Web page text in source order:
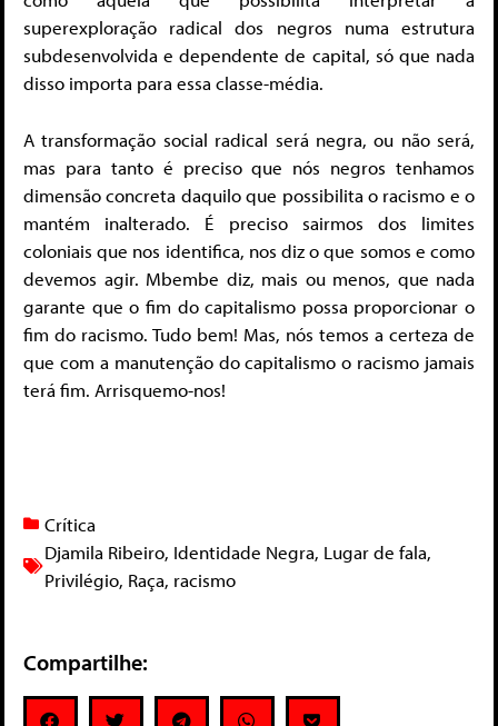
superexploração radical dos negros numa estrutura
subdesenvolvida e dependente de capital, só que nada
disso importa para essa classe-média.
A transformação social radical será negra, ou não será,
mas para tanto é preciso que nós negros tenhamos
dimensão concreta daquilo que possibilita o racismo e o
mantém inalterado. É preciso sairmos dos limites
coloniais que nos identifica, nos diz o que somos e como
devemos agir. Mbembe diz, mais ou menos, que nada
garante que o fim do capitalismo possa proporcionar o
fim do racismo. Tudo bem! Mas, nós temos a certeza de
que com a manutenção do capitalismo o racismo jamais
terá fim. Arrisquemo-nos!
Crítica
Djamila Ribeiro, Identidade Negra, Lugar de fala,
Privilégio, Raça, racismo
Compartilhe: